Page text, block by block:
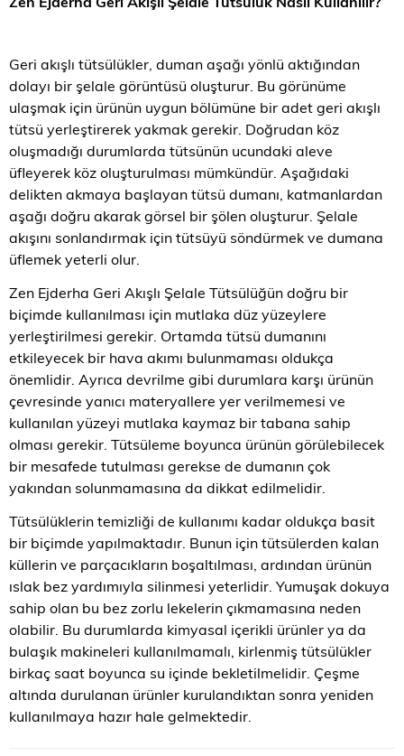
Geri akışlı tütsülükler, duman aşağı yönlü aktığından
dolayı bir şelale görüntüsü oluşturur. Bu görünüme
ulaşmak için ürünün uygun bölümüne bir adet geri akışlı
tütsü yerleştirerek yakmak gerekir. Doğrudan köz
oluşmadığı durumlarda tütsünün ucundaki aleve
üfleyerek köz oluşturulması mümkündür. Aşağıdaki
delikten akmaya başlayan tütsü dumanı, katmanlardan
aşağı doğru akarak görsel bir şölen oluşturur. Şelale
akışını sonlandırmak için tütsüyü söndürmek ve dumana
üflemek yeterli olur.
Zen Ejderha Geri Akışlı Şelale Tütsülüğün doğru bir
biçimde kullanılması için mutlaka düz yüzeylere
yerleştirilmesi gerekir. Ortamda tütsü dumanını
etkileyecek bir hava akımı bulunmaması oldukça
önemlidir. Ayrıca devrilme gibi durumlara karşı ürünün
çevresinde yanıcı materyallere yer verilmemesi ve
kullanılan yüzeyi mutlaka kaymaz bir tabana sahip
olması gerekir. Tütsüleme boyunca ürünün görülebilecek
bir mesafede tutulması gerekse de dumanın çok
yakından solunmamasına da dikkat edilmelidir.
Tütsülüklerin temizliği de kullanımı kadar oldukça basit
bir biçimde yapılmaktadır. Bunun için tütsülerden kalan
küllerin ve parçacıkların boşaltılması, ardından ürünün
ıslak bez yardımıyla silinmesi yeterlidir. Yumuşak dokuya
sahip olan bu bez zorlu lekelerin çıkmamasına neden
olabilir. Bu durumlarda kimyasal içerikli ürünler ya da
bulaşık makineleri kullanılmamalı, kirlenmiş tütsülükler
birkaç saat boyunca su içinde bekletilmelidir. Çeşme
altında durulanan ürünler kurulandıktan sonra yeniden
kullanılmaya hazır hale gelmektedir.